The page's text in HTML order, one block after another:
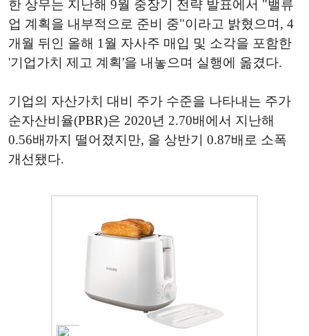
한 상무는 지난해 9월 중장기 전략 발표에서 "밸류
업 계획을 내부적으로 준비 중"이라고 밝혔으며, 4
개월 뒤인 올해 1월 자사주 매입 및 소각을 포함한
'기업가치 제고 계획'을 내놓으며 실행에 옮겼다.
기업의 자산가치 대비 주가 수준을 나타내는 주가
순자산비율(PBR)은 2020년 2.70배에서 지난해
0.56배까지 떨어졌지만, 올 상반기 0.87배로 소폭
개선됐다.